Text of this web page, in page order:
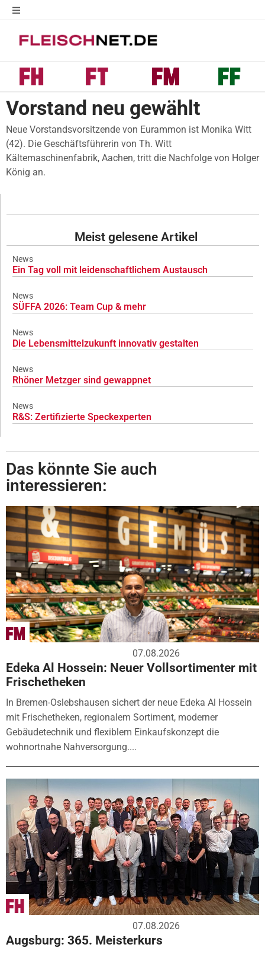
Vorstand neu gewählt
Neue Vorstandsvorsitzende von Eurammon ist Monika Witt
(42). Die Geschäftsführerin von Th. Witt
Kältemaschinenfabrik, Aachen, tritt die Nachfolge von Holger
König an.
Meist gelesene Artikel
News
Ein Tag voll mit leidenschaftlichem Austausch
News
SÜFFA 2026: Team Cup & mehr
News
Die Lebensmittelzukunft innovativ gestalten
News
Rhöner Metzger sind gewappnet
News
R&S: Zertifizierte Speckexperten
Das könnte Sie auch
interessieren:
07.08.2026
Edeka Al Hossein: Neuer Vollsortimenter mit
Frischetheken
In Bremen-Oslebshausen sichert der neue Edeka Al Hossein
mit Frischetheken, regionalem Sortiment, moderner
Gebäudetechnik und flexiblem Einkaufskonzept die
wohnortnahe Nahversorgung....
07.08.2026
Augsburg: 365. Meisterkurs